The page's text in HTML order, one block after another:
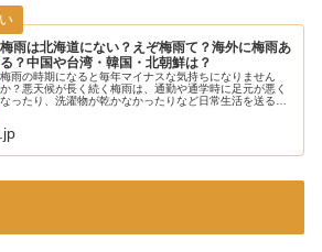
梅雨は北海道にない？えぞ梅雨て？海外に梅雨あ
る？中国や台湾・韓国・北朝鮮は？
梅雨の時期になると毎年マイナスな気持ちになりません
か？悪天候が長く続く梅雨は、通勤や通学時に足元が悪く
なったり、洗濯物が乾かなかったりなど日常生活を送る上